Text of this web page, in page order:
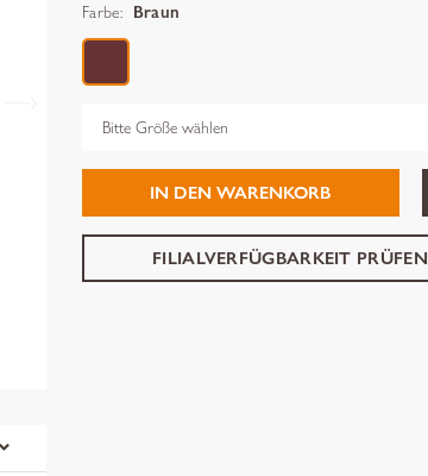
Farbe: Braun
Grösse
IN DEN WARENKORB
FILIALVERFÜGBARKEIT PRÜFEN